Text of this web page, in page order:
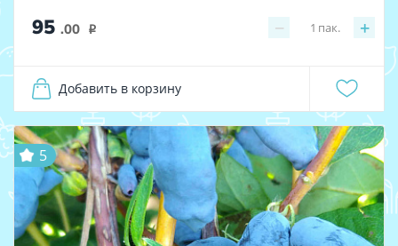
95 .00 i − +
1 пак.
Добавить в корзину
5